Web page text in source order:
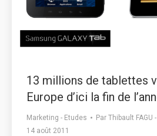
13 millions de tablettes
Europe d’ici la fin de
Marketing - Etudes Par Thibault FAGU
14 août 2011